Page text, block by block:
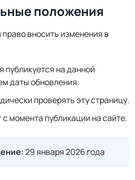
положения
вносить изменения в
публикуется на данной
даты обновления.
проверять эту страницу.
момента публикации на сайте.
29 января 2026 года